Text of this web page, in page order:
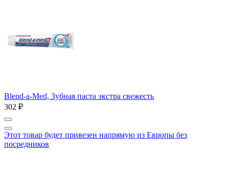
Blend-a-Med, Зубная паста экстра свежесть
302 ₽
Этот товар будет привезен напрямую из Европы без
посредников